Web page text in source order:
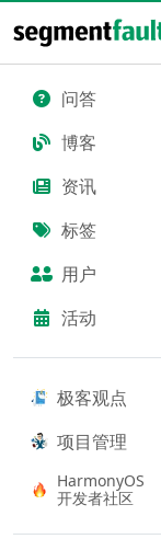
问答
博客
资讯
标签
用户
活动
极客观点
项目管理
HarmonyOS
开发者社区